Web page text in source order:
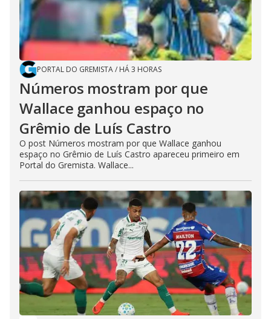
PORTAL DO GREMISTA/ HÁ 3 HORAS
Números mostram por que
Wallace ganhou espaço no
Grêmio de Luís Castro
O post Números mostram por que Wallace ganhou
espaço no Grêmio de Luís Castro apareceu primeiro em
Portal do Gremista. Wallace...